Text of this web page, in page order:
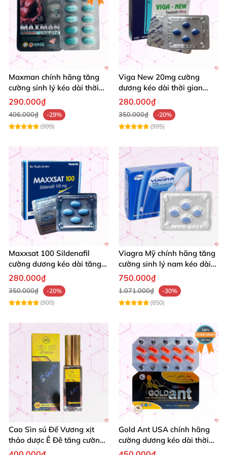
Maxman chính hãng tăng
cường sinh lý kéo dài thời
gian chống xuất tinh sớm
hộp 10 viên
290.000₫
406.000₫
-29%
(999)
Viga New 20mg cường
dương kéo dài thời gian
tăng khoái cảm hộp 4 viên
280.000₫
350.000₫
-20%
(995)
Maxxsat 100 Sildenafil
cường dương kéo dài tăng
cường sinh lý nam
280.000₫
350.000₫
-20%
(900)
Viagra Mỹ chính hãng tăng
cường sinh lý nam kéo dài
quan hệ
750.000₫
1.071.000₫
-30%
(850)
Cao Sìn sú Đế Vương xịt
thảo dược Ê Đê tăng cường
bản lĩnh nam
Gold Ant USA chính hãng
cường dương kéo dài thời
gian - Kiến Vàng Đen Tây